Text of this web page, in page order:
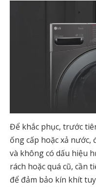
Để khắc phục, trước
ống cấp hoặc xả nước,
và không có dấu hiệu
rách hoặc quá cũ, cần
để đảm bảo kín khít